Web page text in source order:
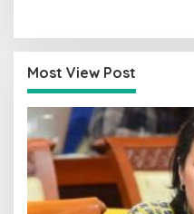
Most View Post